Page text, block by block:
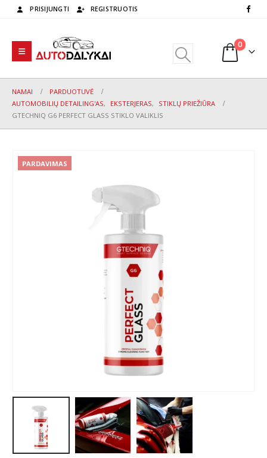
PRISIJUNGTI REGISTRUOTIS
0
NAMAI
PARDUOTUVĖ
AUTOMOBILIŲ DETAILING'AS, EKSTERJERAS,
STIKLŲ PRIEŽIŪRA
GTECHNIQ G6 PERFECT GLASS STIKLO VALIKLIS
PARDAVIMAS